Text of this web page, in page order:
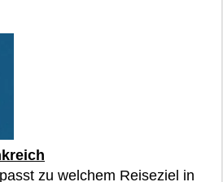
zu welchem Reiseziel in